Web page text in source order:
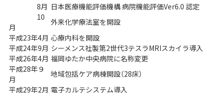
8月 日本医療機能評価機構 病院機能評価Ver6.0 認定
10
月
外来化学療法室を開設
平成23年4月 心療内科を開設
平成24年9月 シーメンス社製第2世代3テスラMRIスカイラ導入
平成26年4月 福岡ゆたか中央病院に名称変更
平成28年９
月
地域包括ケア病棟開設（28床）
平成29年2月 電子カルテシステム導入